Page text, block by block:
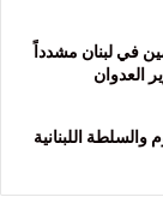
في لبنان مشدداً
العدوان
عن 17 أيار المشؤوم والسلطة اللبنانية